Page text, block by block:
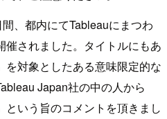
、都内にてTableauにまつわ
催されました。タイトルにもあ
を対象としたある意味限定的な
Japan社の中の人から
という旨のコメントを頂きまし